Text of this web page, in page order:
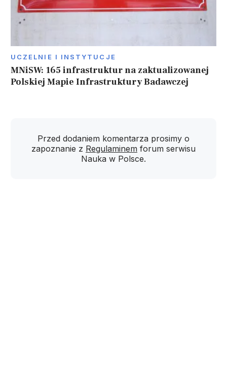
UCZELNIE I INSTYTUCJE
MNiSW: 165 infrastruktur na zaktualizowanej
Polskiej Mapie Infrastruktury Badawczej
Przed dodaniem komentarza prosimy o
zapoznanie z Regulaminem forum serwisu
Nauka w Polsce.